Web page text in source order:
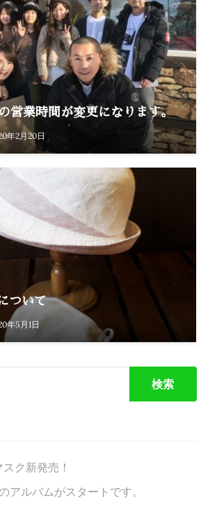
営業時間が変更になります。
年2月20日
ついて
年5月1日
ク新発売！
アルバムがスタートです。